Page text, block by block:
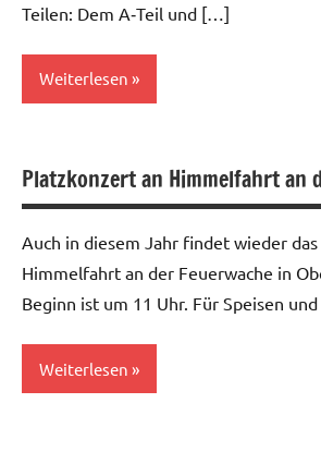
Teilen: Dem A‑Teil und […]
Weiterlesen
Platzkonzert an Himmelfahrt an
Auch in diesem Jahr findet wieder
Himmelfahrt an der Feuerwache in
Beginn ist um 11 Uhr. Für Speisen
Weiterlesen